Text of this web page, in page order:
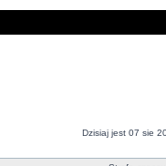
Dzisiaj jest 07 sie